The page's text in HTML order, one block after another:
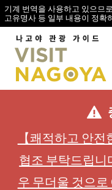
기계 번역을 사용하고 있으므
고유명사 등 일부 내용이 정확
【쾌적하고 안
협조 부탁드립니
우 무더울 것으